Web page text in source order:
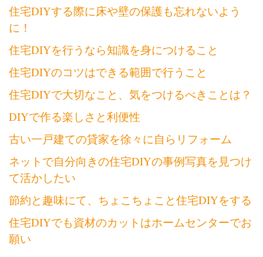
住宅DIYする際に床や壁の保護も忘れないよう
に！
住宅DIYを行うなら知識を身につけること
住宅DIYのコツはできる範囲で行うこと
住宅DIYで大切なこと、気をつけるべきことは？
DIYで作る楽しさと利便性
古い一戸建ての貸家を徐々に自らリフォーム
ネットで自分向きの住宅DIYの事例写真を見つけ
て活かしたい
節約と趣味にて、ちょこちょこと住宅DIYをする
住宅DIYでも資材のカットはホームセンターでお
願い